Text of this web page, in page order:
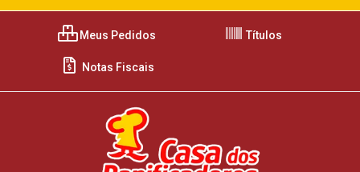
Meus Pedidos Títulos
Notas Fiscais